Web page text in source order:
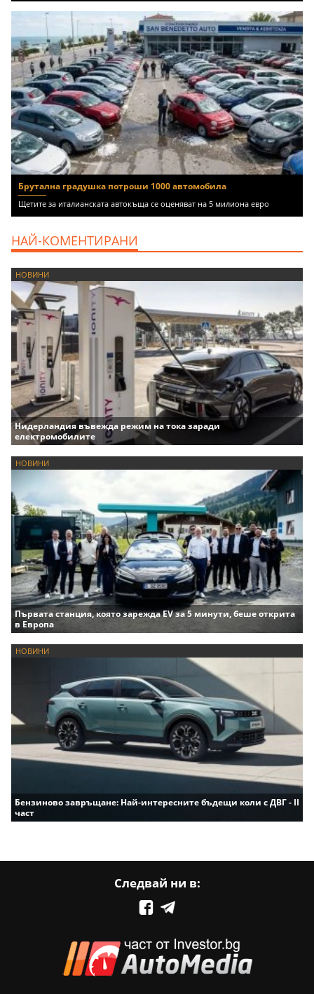
Брутална градушка потроши 1000 автомобила
Щетите за италианската автокъща се оценяват на 5 милиона евро
НАЙ-КОМЕНТИРАНИ
НОВИНИ
Нидерландия въвежда режим на тока заради
електромобилите
НОВИНИ
Първата станция, която зарежда EV за 5 минути, беше открита
в Европа
НОВИНИ
Бензиново завръщане: Най-интересните бъдещи коли с ДВГ - II
част
Следвай ни в: